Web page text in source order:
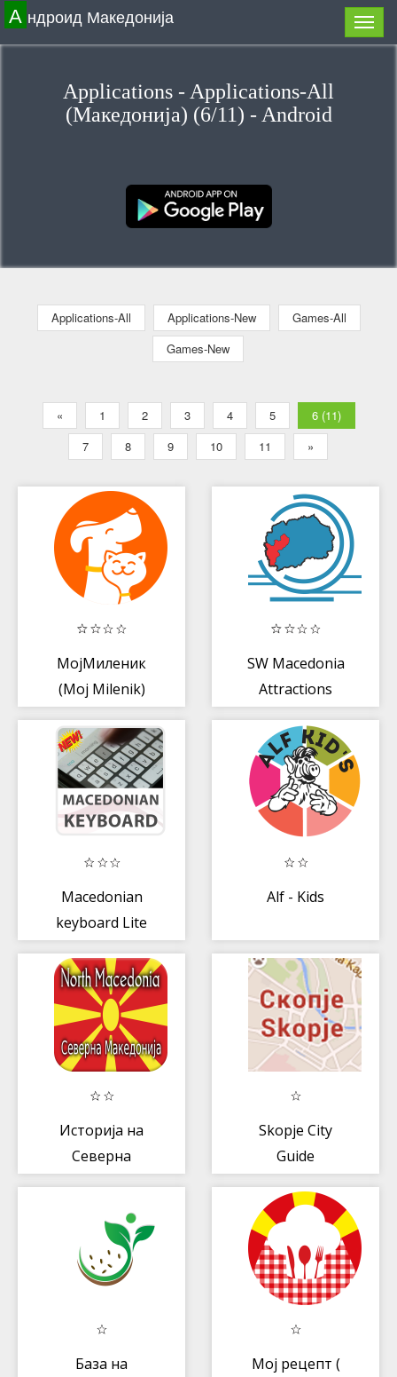
А ндроид Македонија
Applications - Applications-All
(Македонија) (6/11) - Android
Applications-All Applications-New
Games-All
Games-New
« 1 2 3 4 5
6 (11)
7
8 9 10 11 »
МојМиленик
(Moj Milenik)
SW Macedonia
Attractions
Macedonian
keyboard Lite
Alf - Kids
Историја на
Северна
Skopje City
Guide
База на
Мој рецепт (